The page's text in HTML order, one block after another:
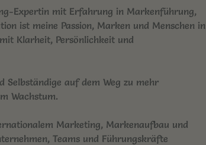
Expertin mit Erfahrung in Markenführung,
ist meine Passion, Marken und Menschen in
Klarheit, Persönlichkeit und
Selbständige auf dem Weg zu mehr
Wachstum.
Marketing, Markenaufbau und
Teams und Führungskräfte